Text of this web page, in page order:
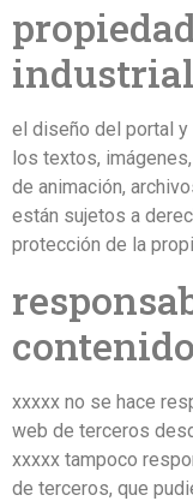
industrial
el diseño del portal
los textos,
de animación,
están sujetos a
protección de la
xxxxx no se hace
web de terceros
xxxxx tampoco
de terceros, que